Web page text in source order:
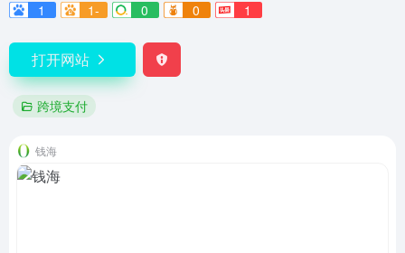
1
1- 0 0 1
打开网站
跨境支付
钱海